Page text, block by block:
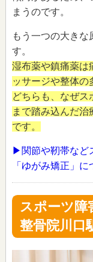
まうのです。
もう一つの大きな
す。
湿布薬や鎮痛薬は
ッサージや整体の
どちらも、なぜス
まで踏み込んだ
です。
▶関節や靭帯など
「ゆがみ矯正」
スポーツ障
整骨院川口